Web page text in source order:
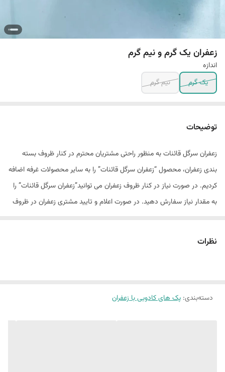
زعفران یک گرم و نیم گرم
اندازه
یک گرم
نیم گرم
توضیحات
زعفران سرگل قائنات به منظور راحتی‌ مشتریان محترم در کنار ظروف بسته
بندی زعفران، محصول “زعفران سرگل قائنات” را به سایر محصولات غرفه اضافه
کردیم. در صورت نیاز در کنار ظروف زعفران می توانید”زعفران سرگل قائنات” را
به مقدار نیاز سفارش دهید. در صورت اعلام و تایید مشتری زعفران در ظروف
نظرات
دسته‌بندی: پک های کادویی با زعفران